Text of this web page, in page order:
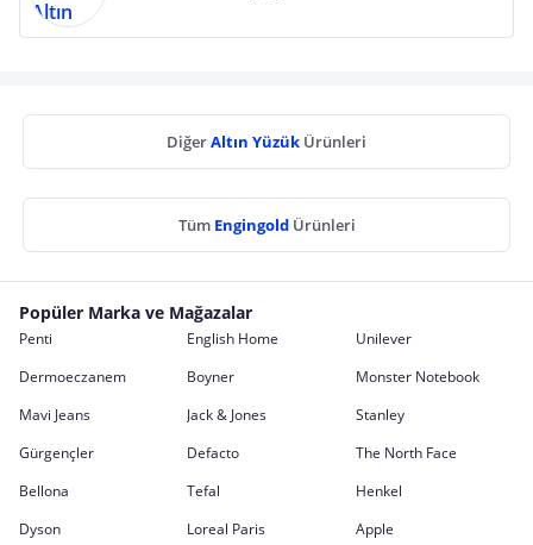
DiğerAltın Yüzük Ürünleri
Tüm Engingold Ürünleri
Popüler Marka ve Mağazalar
Penti English Home
Unilever
Dermoeczanem
Boyner
Monster Notebook
Mavi Jeans
Jack & Jones
Stanley
Gürgençler
Defacto
The North Face
Bellona
Tefal
Henkel
Dyson
Loreal Paris
Apple